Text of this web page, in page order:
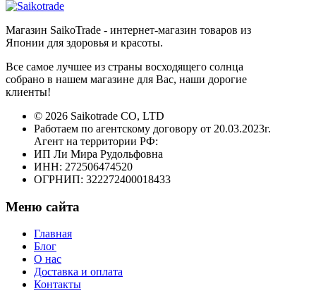
Магазин SaikoTrade - интернет-магазин товаров из
Японии для здоровья и красоты.
Все самое лучшее из страны восходящего солнца
собрано в нашем магазине для Вас, наши дорогие
клиенты!
© 2026 Saikotrade CO, LTD
Работаем по агентскому договору от 20.03.2023г.
Агент на территории РФ:
ИП Ли Мира Рудольфовна
ИНН: 272506474520
ОГРНИП: 322272400018433
Меню сайта
Главная
Блог
О нас
Доставка и оплата
Контакты